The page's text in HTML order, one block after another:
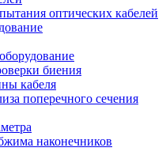
оптических кабелей
биения
кабеля
поперечного сечения
наконечников